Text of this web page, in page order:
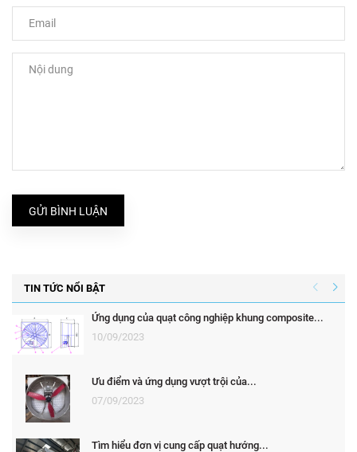
GỬI BÌNH LUẬN
TIN TỨC NỔI BẬT
Ứng dụng của quạt công nghiệp khung composite...
10/09/2023
Ưu điểm và ứng dụng vượt trội của...
07/09/2023
Tìm hiểu đơn vị cung cấp quạt hướng...